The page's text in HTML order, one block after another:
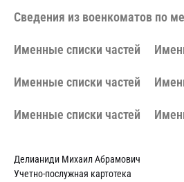
Сведения из военкоматов по
Именные списки частей
Именные списки частей
Именные списки частей
Делианиди Михаил Абрамович
Учетно-послужная картотека